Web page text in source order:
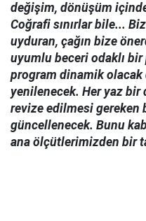
değişim, dönüşüm
Coğrafi sınırlar bile...
uyduran, çağın bize
uyumlu beceri odaklı
program dinamik
yenilenecek. Her yaz bir
revize edilmesi gereken
güncellenecek. Bunu
ana ölçütlerimizden bir